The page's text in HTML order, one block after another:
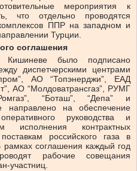
мероприятия к
что отдельно проводятся
ППР на западном и
Турции.
соглашения
было подписано
диспетчерскими центрами
АО “Топэнерджи”, ЕАД
АО “Молдоватрансгаз”, РУМГ
“Боташ”, “Депа” и
направлено на обеспечение
руководства и
исполнения контрактных
российского газа в
рамках соглашения каждый год
рабочие совещания
участниц.